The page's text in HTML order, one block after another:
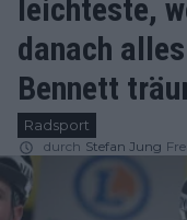
leichteste,
danach
Bennett
Radsport
durch Stefan Jung